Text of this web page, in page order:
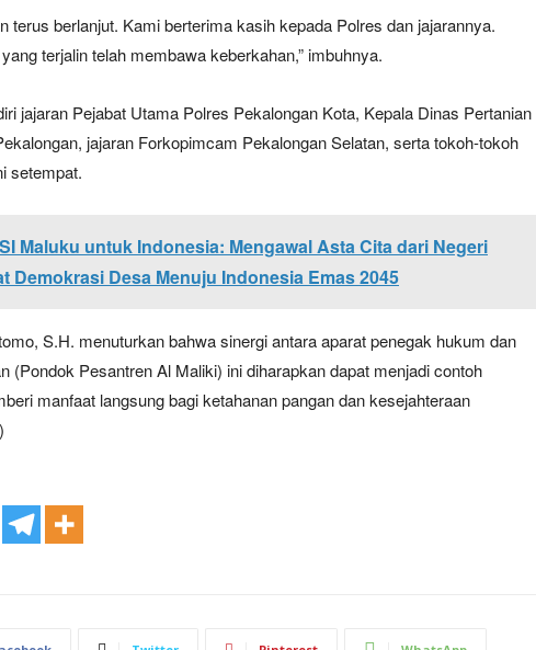
terus berlanjut. Kami berterima kasih kepada Polres dan jajarannya.
terjalin telah membawa keberkahan,” imbuhnya.
jajaran Pejabat Utama Polres Pekalongan Kota, Kepala Dinas Pertanian
jajaran Forkopimcam Pekalongan Selatan, serta tokoh-tokoh
setempat.
Maluku untuk Indonesia: Mengawal Asta Cita dari Negeri
Demokrasi Desa Menuju Indonesia Emas 2045
S.H. menuturkan bahwa sinergi antara aparat penegak hukum dan
(Pondok Pesantren Al Maliki) ini diharapkan dapat menjadi contoh
manfaat langsung bagi ketahanan pangan dan kesejahteraan